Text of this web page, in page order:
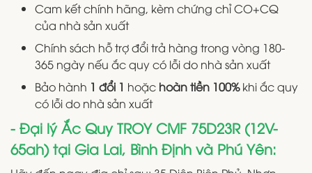
Cam kết chính hãng, kèm chứng chỉ CO+CQ
của nhà sản xuất
Chính sách hỗ trợ đổi trả hàng trong vòng 180-
365 ngày nếu ắc quy có lỗi do nhà sản xuất
Bảo hành 1 đổi 1 hoặc hoàn tiền 100%khi ắc quy
có lỗi do nhà sản xuất
- Đại lý Ắc Quy TROY CMF 75D23R (12V-
65ah) tại Gia Lai, Bình Định và Phú Yên: